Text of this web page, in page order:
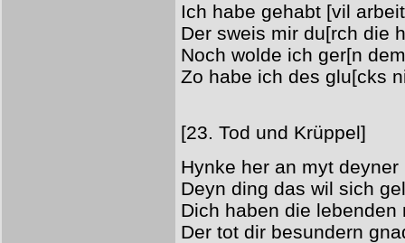
Ich habe gehabt [vil
Der sweis mir du[rch die
Noch wolde ich ger[n
Zo habe ich des glu[cks
[23. Tod und Krüppel]
Hynke her an myt deyner
Deyn ding das wil sich
Dich haben die lebenden
Der tot dir besundern